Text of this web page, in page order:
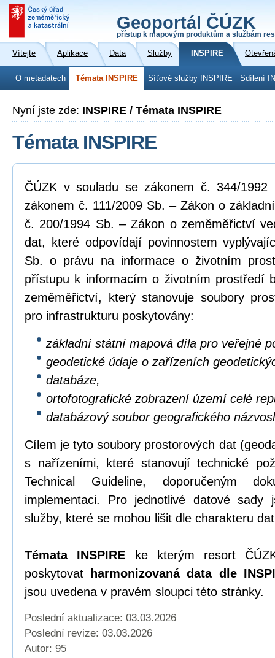
Geoportál ČÚZK
přístup k mapovým produktům a službám
Vítejte Aplikace Data Služby INSPIRE
O metadatech Témata INSPIRE Síťové služby INSPIRE Sdílení
Nyní jste zde: INSPIRE / Témata INSPIRE
Témata INSPIRE
ČÚZK v souladu se zákonem č. 344/
zákonem č. 111/2009 Sb. – Zákon o
č. 200/1994 Sb. – Zákon o zeměměřictví
dat, které odpovídají povinnostem
Sb. o právu na informace o životním
přístupu k informacím o životním prostředí
zeměměřictví, který stanovuje soubory
pro infrastrukturu poskytovány:
základní státní mapová díla pro veřejné
geodetické údaje o zařízeních
databáze,
ortofotografické zobrazení území celé
databázový soubor geografického
Cílem je tyto soubory prostorových dat
s nařízeními, které stanovují technické
Technical Guideline, doporučeným
implementaci. Pro jednotlivé datové sady
služby, které se mohou lišit dle charakteru
Témata INSPIRE ke kterým resort
poskytovat
harmonizovaná data dle
jsou uvedena v pravém sloupci této stránky.
Poslední aktualizace: 03.03.2026
Poslední revize: 03.03.2026
Autor: 95